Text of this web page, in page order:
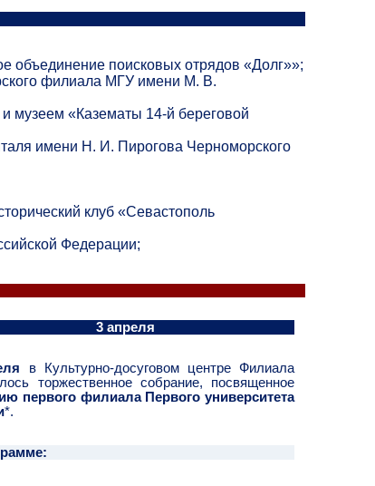
объединение поисковых отрядов «Долг»»;
филиала МГУ имени М. В.
музеем «Казематы 14-й береговой
имени Н. И. Пирогова Черноморского
клуб «Севастополь
Федерации;
3 апреля
в Культурно-досуговом центре Филиала
торжественное собрание, посвященное
первого филиала Первого университета
*.